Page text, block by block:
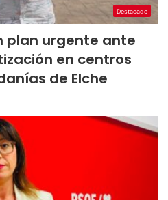
Destacado
plan urgente ante
en centros
de Elche